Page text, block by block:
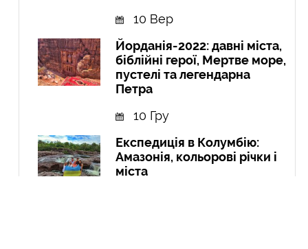
10 Вер
Йорданія-2022: давні міста,
біблійні герої, Мертве море,
пустелі та легендарна
Петра
10 Гру
Експедиція в Колумбію:
Амазонія, кольорові річки і
міста